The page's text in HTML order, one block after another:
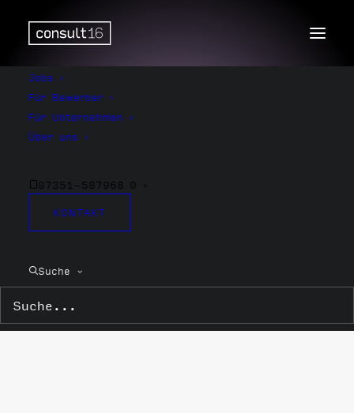
Jobs
Für Bewerber
Für Unternehmen
Über uns
07351-587968 0
KONTAKT
Suche